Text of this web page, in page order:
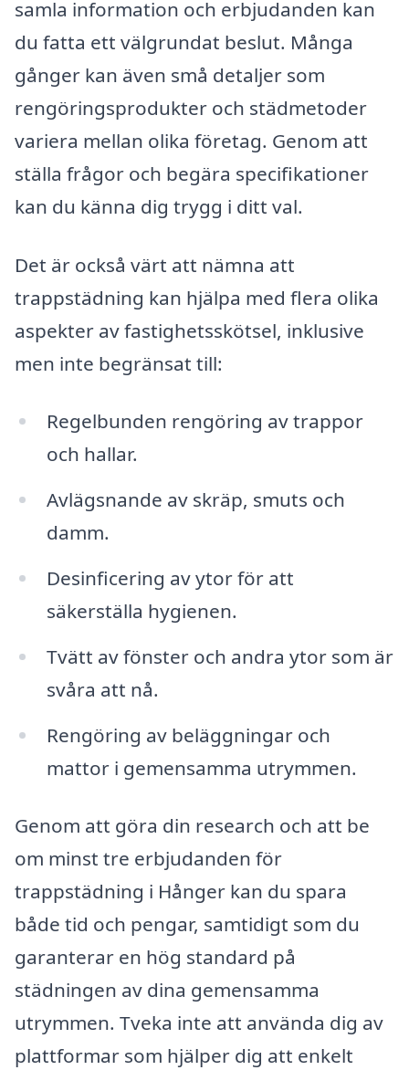
samla information och erbjudanden kan
du fatta ett välgrundat beslut. Många
gånger kan även små detaljer som
rengöringsprodukter och städmetoder
variera mellan olika företag. Genom att
ställa frågor och begära specifikationer
kan du känna dig trygg i ditt val.
Det är också värt att nämna att
trappstädning kan hjälpa med flera olika
aspekter av fastighetsskötsel, inklusive
men inte begränsat till:
Regelbunden rengöring av trappor
och hallar.
Avlägsnande av skräp, smuts och
damm.
Desinficering av ytor för att
säkerställa hygienen.
Tvätt av fönster och andra ytor som är
svåra att nå.
Rengöring av beläggningar och
mattor i gemensamma utrymmen.
Genom att göra din research och att be
om minst tre erbjudanden för
trappstädning i Hånger kan du spara
både tid och pengar, samtidigt som du
garanterar en hög standard på
städningen av dina gemensamma
utrymmen. Tveka inte att använda dig av
plattformar som hjälper dig att enkelt